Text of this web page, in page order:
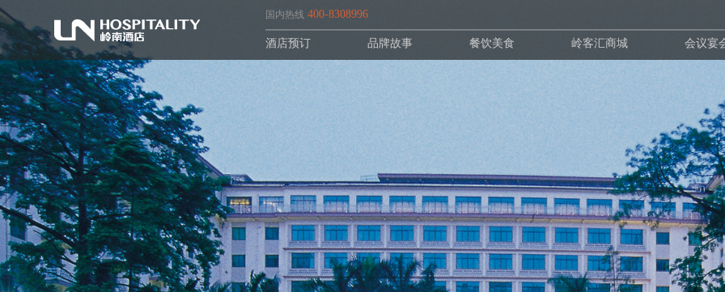
国内热线 400-8308996
酒店预订 品牌故事 餐饮美食 岭客汇商城 会议宴